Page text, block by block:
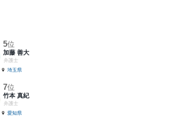
5位
加藤 善大
弁護士
埼玉県
7位
竹本 真紀
弁護士
愛知県